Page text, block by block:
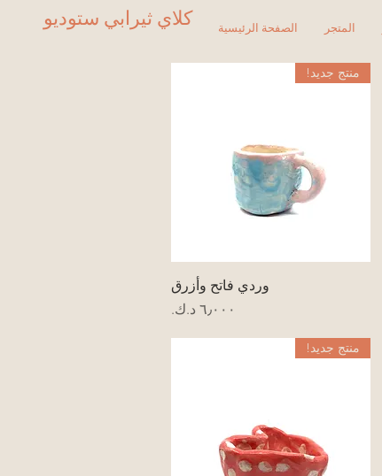
كلاي ثيرابي ستوديو الصفحة الرئيسية المتجر
العرض السريع
منتج جديد!
وردي فاتح وأزرق
السعر
منتج جديد!